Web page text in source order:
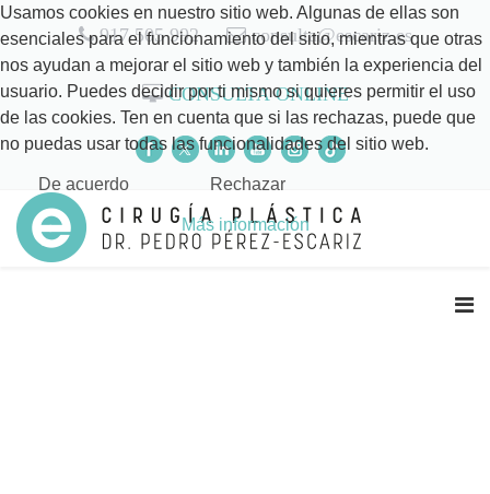
917 505 992 consulta@escariz.es
CONSULTA ONLINE
Usamos cookies en nuestro sitio web. Algunas de ellas son
esenciales para el funcionamiento del sitio, mientras que otras
nos ayudan a mejorar el sitio web y también la experiencia del
usuario. Puedes decidir por ti mismo si quieres permitir el uso
de las cookies. Ten en cuenta que si las rechazas, puede que
no puedas usar todas las funcionalidades del sitio web.
De acuerdo Rechazar
Más información